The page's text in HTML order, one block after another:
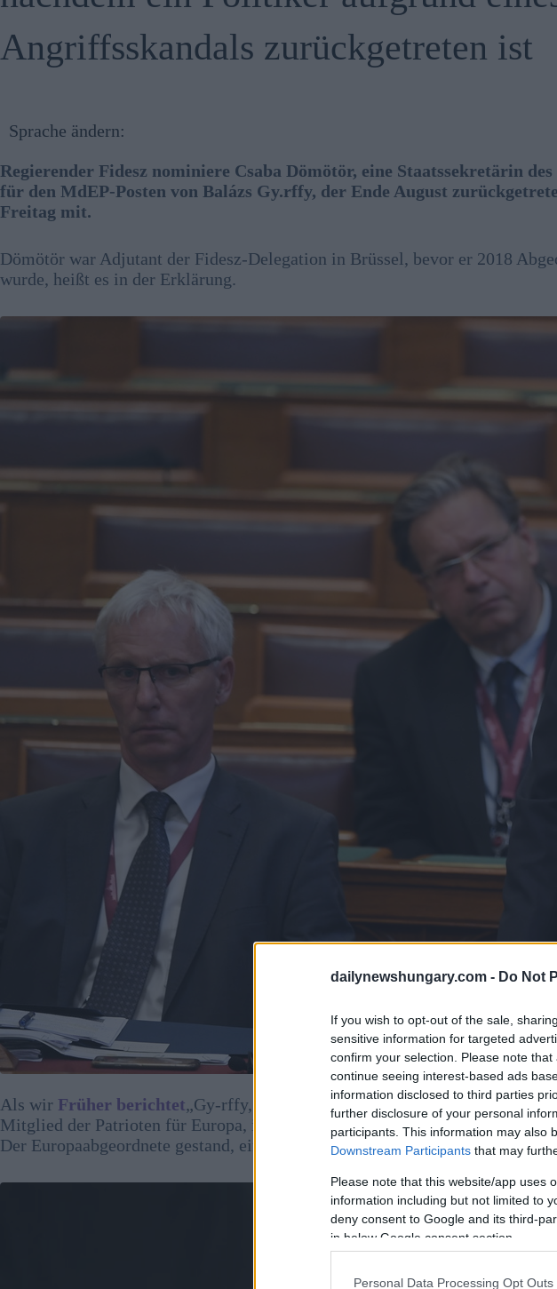
dailynewshungary.com - Do Not
If you wish to opt-out of the sale,
sensitive information for targeted
confirm your selection. Please note
continue seeing interest-based ads
information disclosed to third parties
further disclosure of your personal
participants. This information may also
Downstream Participants that may
Please note that this website/app uses
information including but not limited to
deny consent to Google and its third-
in below Google consent section.
Personal Data Processing Opt Outs
Angriffsskandals zurückgetreten ist
Sprache ändern:
Regierender Fidesz nominiere Csaba Dömötör, eine Staatssekretärin
für den MdEP-Posten von Balázs Gy.rffy, der Ende August
Freitag mit.
Dömötör war Adjutant der Fidesz-Delegation in Brüssel, bevor er 2018
wurde, heißt es in der Erklärung.
Csaba Dömötör.
Als wir Früher berichtet„Gy-rffy, ein hochkarätiger Europaabgeordneter
Mitglied der Patrioten für Europa, ist zurückgetreten, nachdem sie eine
Der Europaabgeordnete gestand, eine Frau schwer betrunken angegriffen zu